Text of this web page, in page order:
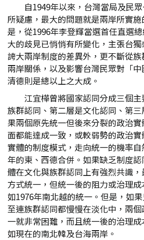
自1949年以來，台灣當局及民
所疑慮，最大的問題就是兩岸所實
是，從1996年李登輝當選首任直選
大的歧見已悄悄有所變化，主張台
誇大兩岸制度的差異外，更不斷從
兩岸關係，以及影響台灣民眾對「
清德則是總以上之大成。
江宜樺曾將國家認同分成三個
族群認同、第二層是文化認同、第
果兩個原先統一但後來分裂的政治
面都能達成一致，或較弱勢的政治
實體的制度模式，走向統一的機率
年的東、西德合併。如果缺乏制度
體在文化與族群認同上有強烈共識
方式統一，但統一後的阻力或治理
如1976年南北越的統一。但是，如
至連族群認同都慢慢在淡化中，兩
一就非常困難，而且統一後的治理
如現在的南北韓及台海兩岸。